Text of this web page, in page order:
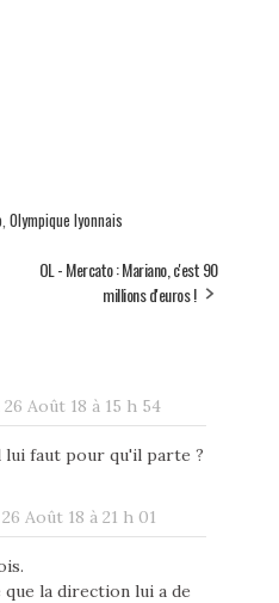
Olympique lyonnais
OL - Mercato : Mariano, c'est 90
millions d'euros !
26 Août 18 à 15 h 54
lui faut pour qu'il parte ?
Août 18 à 21 h 01
la direction lui a de